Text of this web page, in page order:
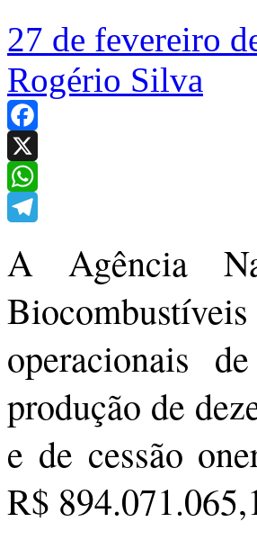
27 de fevereiro
Rogério Silva
Facebook
X
WhatsApp
A Agência
operacionais
produção de
e de cessão
R$